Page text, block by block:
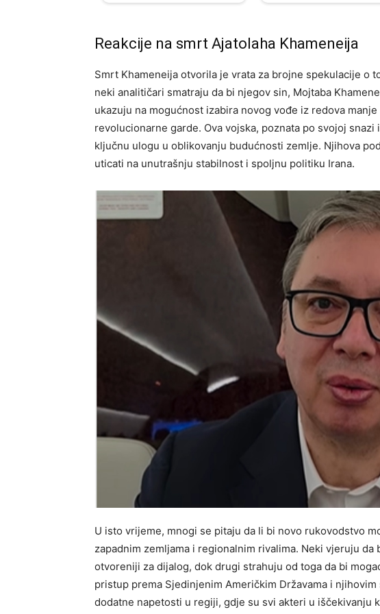
Reakcije na smrt Ajatolaha Khameneija
Smrt Khameneija otvorila je vrata za brojne spekulacije o
neki analitičari smatraju da bi njegov sin, Mojtaba
ukazuju na mogućnost izabira novog vođe iz redova
revolucionarne garde. Ova vojska, poznata po svojoj
ključnu ulogu u oblikovanju budućnosti zemlje. Njihova
uticati na unutrašnju stabilnost i spoljnu politiku Irana.
U isto vrijeme, mnogi se pitaju da li bi novo rukovodstvo
zapadnim zemljama i regionalnim rivalima. Neki vjeruju
otvoreniji za dijalog, dok drugi strahuju od toga da bi
pristup prema Sjedinjenim Američkim Državama i
dodatne napetosti u regiji, gdje su svi akteri u iščekivanju